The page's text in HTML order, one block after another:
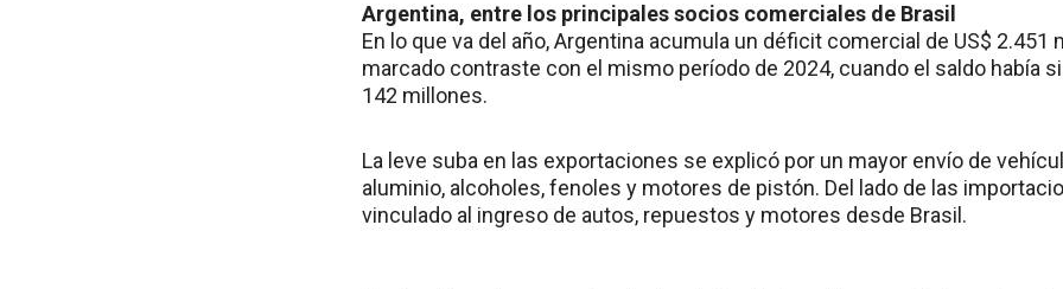
Argentina, entre los principales socios comerciales de Brasil
En lo que va del año, Argentina acumula un déficit comercial de US$ 2.451
marcado contraste con el mismo período de 2024, cuando el saldo había
142 millones.
La leve suba en las exportaciones se explicó por un mayor envío de
aluminio, alcoholes, fenoles y motores de pistón. Del lado de las
vinculado al ingreso de autos, repuestos y motores desde Brasil.